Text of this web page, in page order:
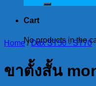
Cart
No products in the
Home / Dax ST50 - ST70
ขาตั้งสั้น